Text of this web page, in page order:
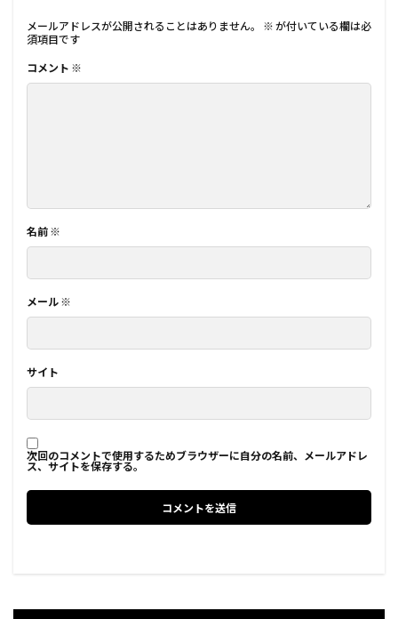
メールアドレスが公開されることはありません。 ※ が付いている欄は必
須項目です
コメント ※
名前 ※
メール ※
サイト
次回のコメントで使用するためブラウザーに自分の名前、メールアドレ
ス、サイトを保存する。